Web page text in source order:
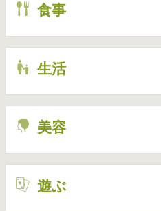
eat
食事
live
生活
beauty
美容
enjoy
遊ぶ